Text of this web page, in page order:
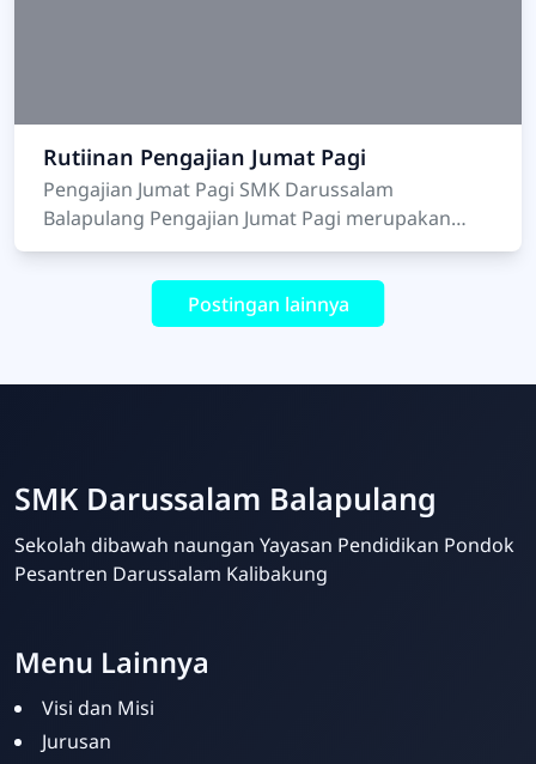
Rutiinan Pengajian Jumat Pagi
Pengajian Jumat Pagi SMK Darussalam
Balapulang Pengajian Jumat Pagi merupakan
kegiatan rutin setiap hari Jumat di SM…
Postingan lainnya
SMK Darussalam Balapulang
Sekolah dibawah naungan Yayasan Pendidikan Pondok
Pesantren Darussalam Kalibakung
Menu Lainnya
Visi dan Misi
Jurusan